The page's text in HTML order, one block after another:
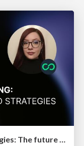
Impact Scores and Hybrid Strategies: The future of link building